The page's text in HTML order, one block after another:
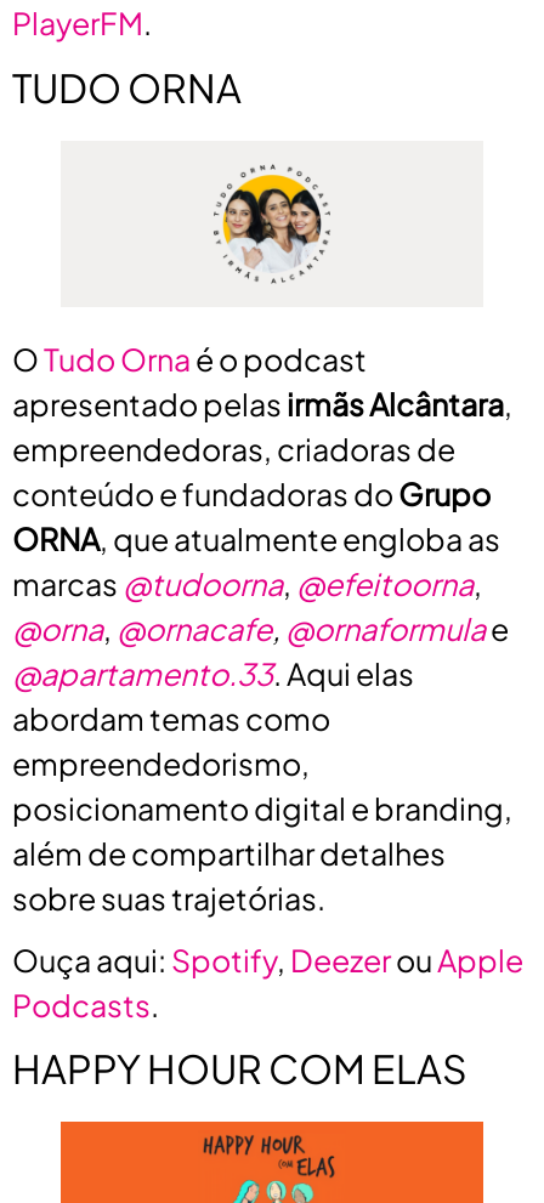
PlayerFM.
TUDO ORNA
OTudo Ornaé o podcast
apresentado pelas irmãs Alcântara,
empreendedoras, criadoras de
conteúdo e fundadoras doGrupo
ORNA, que atualmente engloba as
marcas @tudoorna, @efeitoorna,
@orna, @ornacafe, @ornaformulae
@apartamento.33. Aqui elas
abordam temas como
empreendedorismo,
posicionamento digital e branding,
além de compartilhar detalhes
sobre suas trajetórias.
Ouça aqui: Spotify, DeezerouApple
Podcasts.
HAPPY HOUR COM ELAS